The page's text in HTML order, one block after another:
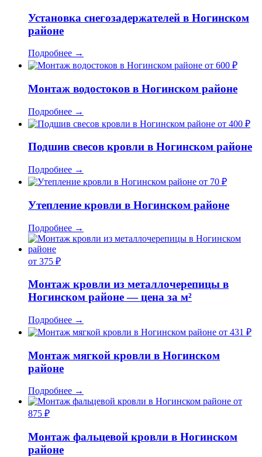
Установка снегозадержателей в Ногинском
районе
Подробнее →
от 600 ₽
Монтаж водостоков в Ногинском районе
Подробнее →
от 400 ₽
Подшив свесов кровли в Ногинском районе
Подробнее →
от 70 ₽
Утепление кровли в Ногинском районе
Подробнее →
от 375 ₽
Монтаж кровли из металлочерепицы в
Ногинском районе — цена за м²
Подробнее →
от 431 ₽
Монтаж мягкой кровли в Ногинском
районе
Подробнее →
от
875 ₽
Монтаж фальцевой кровли в Ногинском
районе